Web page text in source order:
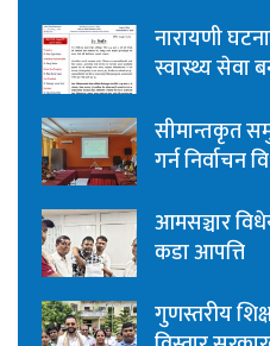
नारायणी
स्वास्थ्य सेवा
सीमान्तकृत
गर्न
आमसञ्चार
कडा आपत्ति
गुणस्तरीय